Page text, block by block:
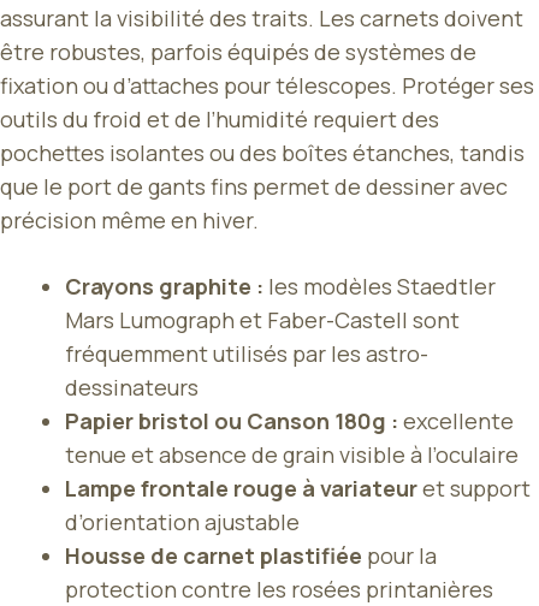
assurant la visibilité des traits. Les carnets doivent
être robustes, parfois équipés de systèmes de
fixation ou d’attaches pour télescopes. Protéger ses
outils du froid et de l’humidité requiert des
pochettes isolantes ou des boîtes étanches, tandis
que le port de gants fins permet de dessiner avec
précision même en hiver.
Crayons graphite : les modèles Staedtler
Mars Lumograph et Faber-Castell sont
fréquemment utilisés par les astro-
dessinateurs
Papier bristol ou Canson 180g : excellente
tenue et absence de grain visible à l’oculaire
Lampe frontale rouge à variateuret support
d’orientation ajustable
Housse de carnet plastifiée pour la
protection contre les rosées printanières